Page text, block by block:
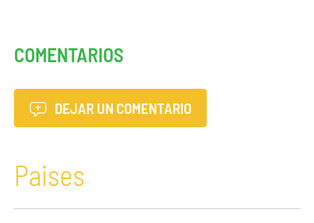
COMENTARIOS
DEJAR UN COMENTARIO
Paises